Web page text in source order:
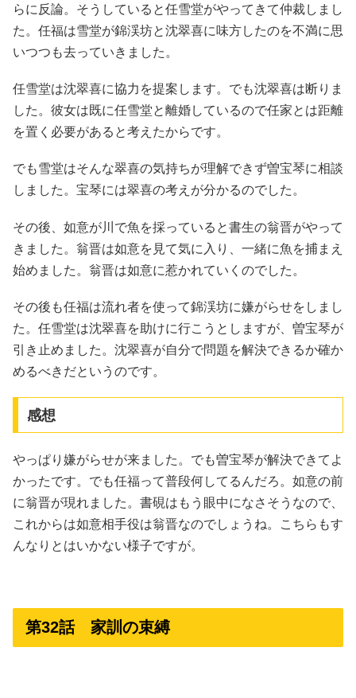
らに反論。そうしていると任雪堂がやってきて仲裁しまし
た。任福は雪堂が錦渓坊と沈翠喜に味方したのを不満に思
いつつも去っていきました。
任雪堂は沈翠喜に協力を提案します。でも沈翠喜は断りま
した。彼女は既に任雪堂と離婚しているので任家とは距離
を置く必要があると考えたからです。
でも雪堂はそんな翠喜の気持ちが理解できず曽宝琴に相談
しました。宝琴には翠喜の考えが分かるのでした。
その後、如意が川で魚を採っていると書生の翁晋がやって
きました。翁晋は如意を見て気に入り、一緒に魚を捕まえ
始めました。翁晋は如意に惹かれていくのでした。
その後も任福は流れ者を使って錦渓坊に嫌がらせをしまし
た。任雪堂は沈翠喜を助けに行こうとしますが、曽宝琴が
引き止めました。沈翠喜が自分で問題を解決できるか確か
めるべきだというのです。
感想
やっぱり嫌がらせが来ました。でも曽宝琴が解決できてよ
かったです。でも任福って普段何してるんだろ。如意の前
に翁晋が現れました。書硯はもう眼中になさそうなので、
これからは如意相手役は翁晋なのでしょうね。こちらもす
んなりとはいかない様子ですが。
第32話 家訓の束縛